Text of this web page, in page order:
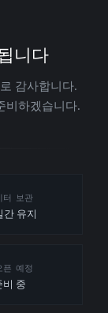
니다
감사합니다.
비하겠습니다.
터 보관
간 유지
픈 예정
비 중